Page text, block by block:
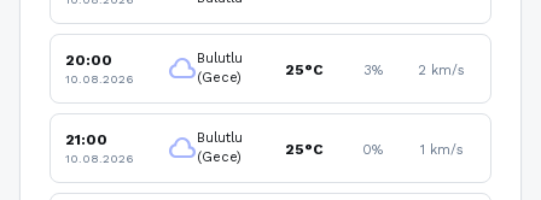
20:00
10.08.2026 cloudBulutlu
(Gece)
25°C 3% 2 km/s
21:00
10.08.2026 cloudBulutlu
(Gece)
25°C 0% 1 km/s